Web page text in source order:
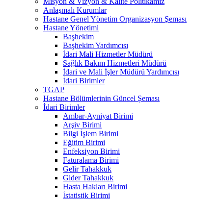
Anlaşmalı Kurumlar
Hastane Genel Yönetim Organizasyon Şeması
Hastane Yönetimi
Başhekim
Başhekim Yardımcısı
İdari Mali Hizmetler Müdürü
Sağlık Bakım Hizmetleri Müdürü
İdari ve Mali İşler Müdürü Yardımcısı
İdari Birimler
TGAP
Hastane Bölümlerinin Güncel Şeması
İdari Birimler
Ambar-Ayniyat Birimi
Arşiv Birimi
Bilgi İşlem Birimi
Eğitim Birimi
Enfeksiyon Birimi
Faturalama Birimi
Gelir Tahakkuk
Gider Tahakkuk
Hasta Hakları Birimi
İstatistik Birimi